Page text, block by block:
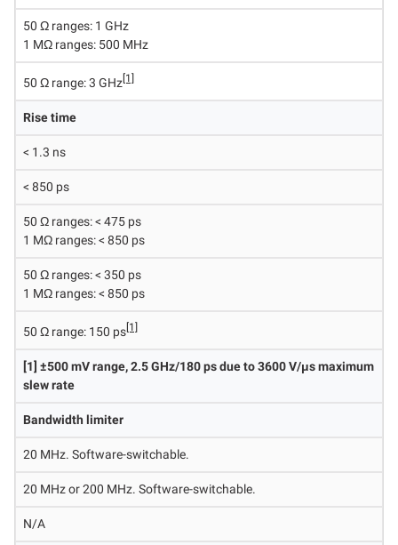
50 Ω ranges: 1 GHz
1 MΩ ranges: 500 MHz
50 Ω range: 3 GHz[1]
Rise time
< 1.3 ns
< 850 ps
50 Ω ranges: < 475 ps
1 MΩ ranges: < 850 ps
50 Ω ranges: < 350 ps
1 MΩ ranges: < 850 ps
50 Ω range: 150 ps[1]
[1] ±500 mV range, 2.5 GHz/180 ps due to 3600 V/μs maximum
slew rate
Bandwidth limiter
20 MHz. Software-switchable.
20 MHz or 200 MHz. Software-switchable.
N/A